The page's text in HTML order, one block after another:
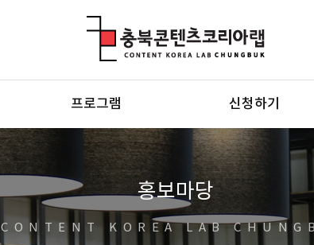
프로그램 신청하기
홍보마당
CONTENT KOREA LAB